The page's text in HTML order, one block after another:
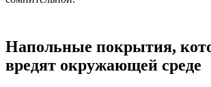
Напольные покрытия,
вредят окружающей среде